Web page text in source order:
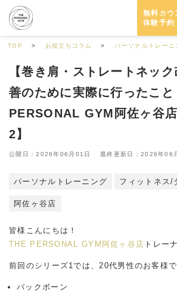
無料カウ
体験予約
TOP お役立ちコラム パーソナルトレーニ
【巻き肩・ストレートネッ
善のために実際に行ったこと
PERSONAL GYM阿佐ヶ谷
2】
公開日：2026年06月01日 最終更新日：2026年06
パーソナルトレーニング フィットネス/
阿佐ヶ谷店
皆様こんにちは！
THE PERSONAL GYM阿佐ヶ谷店 トレー
前回のシリーズ1では、20代男性のお客様
バックボーン